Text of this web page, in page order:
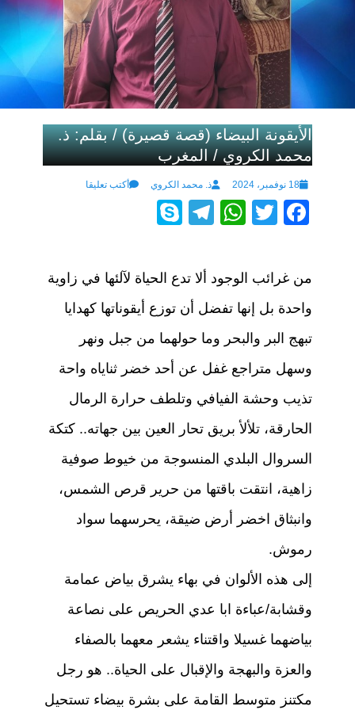
الأيقونة البيضاء (قصة قصيرة) / بقلم: ذ.
محمد الكروي / المغرب
Posted
on
18 نوفمبر، 2024 Author
ذ. محمد الكروي أكتب تعليقا
F
e
b
o
o
T
er
W
at
s
A
p
p
T
gr
a
m
e
من غرائب الوجود ألا تدع الحياة لآلئها في زاوية
واحدة بل إنها تفضل أن توزع أيقوناتها كهدايا
تبهج البر والبحر وما حولهما من جبل ونهر
وسهل متراجع غفل عن أحد خضر ثناياه واحة
تذيب وحشة الفيافي وتلطف حرارة الرمال
الحارقة، تلألأ بريق تحار العين بين جهاته.. كتكة
السروال البلدي المنسوجة من خيوط صوفية
زاهية، انتقت باقتها من حرير قرص الشمس،
وانبثاق اخضر أرض ضيقة، يحرسهما سواد
رموش.
إلى هذه الألوان في بهاء يشرق بياض عمامة
وقشابة/عباءة ابا عدي الحريص على نصاعة
بياضهما غسيلا واقتناء يشعر معهما بالصفاء
والعزة والبهجة والإقبال على الحياة.. هو رجل
مكتنز متوسط القامة على بشرة بيضاء تستحيل